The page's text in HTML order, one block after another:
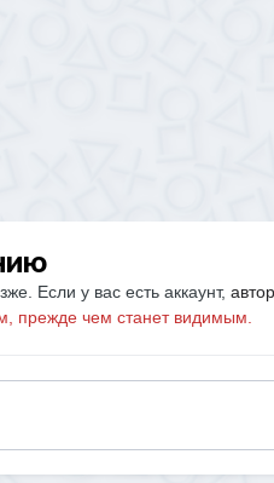
Если у вас есть аккаунт,
прежде чем станет видимым.